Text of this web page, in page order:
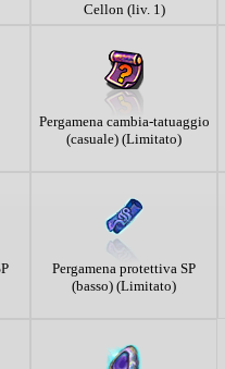
Cellon (liv. 1)
Pergamena cambia-tatuaggio
(casuale) (Limitato)
Pergamena protettiva SP
(basso) (Limitato)